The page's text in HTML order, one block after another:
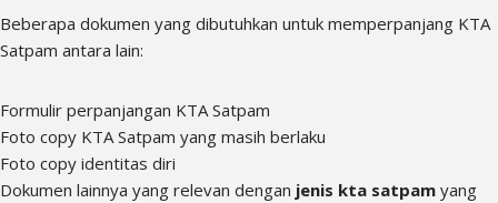
Beberapa dokumen yang dibutuhkan untuk memperpanjang KTA
Satpam antara lain:
Formulir perpanjangan KTA Satpam
Foto copy KTA Satpam yang masih berlaku
Foto copy identitas diri
Dokumen lainnya yang relevan dengan jenis kta satpam yang